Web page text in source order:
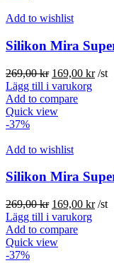
Add to wishlist
Silikon Mira
269,00kr Det
ursprungliga
priset
var:
169,00 krDet
/st
Lägg till i varukorg
Add to compare
Quick view
-37%
Add to wishlist
Silikon Mira
269,00kr Det
ursprungliga
priset
var:
169,00 krDet
/st
Lägg till i varukorg
Add to compare
Quick view
-37%